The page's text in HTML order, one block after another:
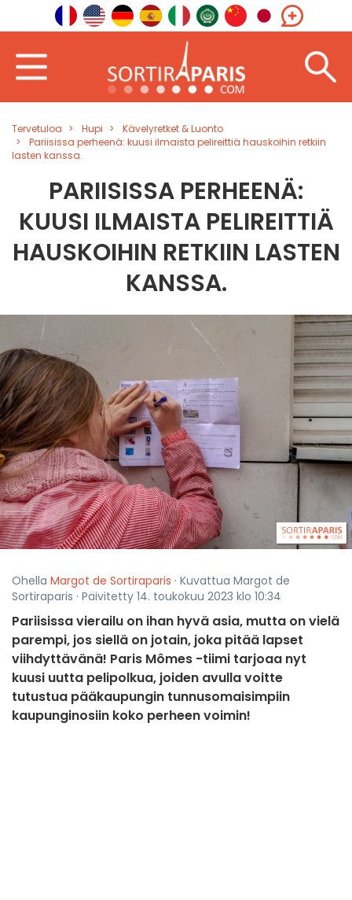
Tervetuloa Hupi
Kävelyretket & Luonto
Pariisissa perheenä: kuusi ilmaista pelireittiä hauskoihin retkiin
lasten kanssa.
PARIISISSA PERHEENÄ:
KUUSI ILMAISTA PELIREITTIÄ
HAUSKOIHIN RETKIIN LASTEN
KANSSA.
Ohella Margot de Sortiraparis · Kuvattua Margot de
Sortiraparis · Päivitetty 14. toukokuu 2023 klo 10:34
Pariisissa vierailu on ihan hyvä asia, mutta on vielä
parempi, jos siellä on jotain, joka pitää lapset
viihdyttävänä! Paris Mômes -tiimi tarjoaa nyt
kuusi uutta pelipolkua, joiden avulla voitte
tutustua pääkaupungin tunnusomaisimpiin
kaupunginosiin koko perheen voimin!